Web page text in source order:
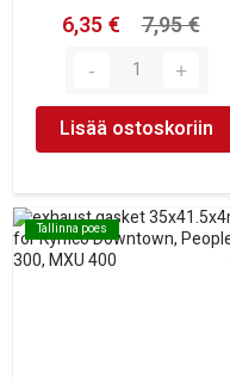
6,35 €
7,95 €
Lisää ostoskoriin
Tallinna poes
Tallinna poes